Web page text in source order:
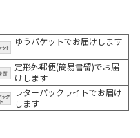
ゆうパケットでお届けします
定形外郵便(簡易書留)でお届
けします
レターパックライトでお届け
します